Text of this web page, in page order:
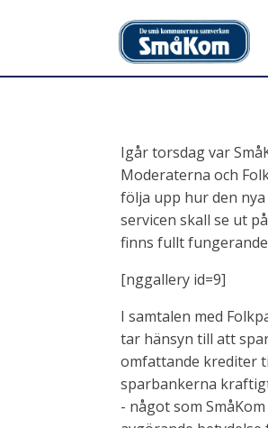
Igår torsdag var
Moderaterna och
följa upp hur den
servicen skall se ut
finns fullt
[nggallery id=9]
I samtalen med
tar hänsyn till att
omfattande krediter
sparbankerna
- något som